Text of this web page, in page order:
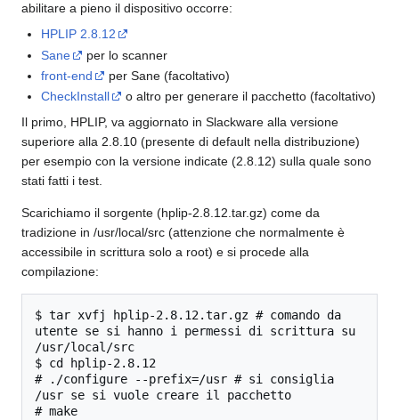
abilitare a pieno il dispositivo occorre:
HPLIP 2.8.12
Sane
per lo scanner
front-end
per Sane (facoltativo)
CheckInstall
o altro per generare il pacchetto (facoltativo)
Il primo, HPLIP, va aggiornato in Slackware alla versione
superiore alla 2.8.10 (presente di default nella distribuzione)
per esempio con la versione indicate (2.8.12) sulla quale sono
stati fatti i test.
Scarichiamo il sorgente (hplip-2.8.12.tar.gz) come da
tradizione in /usr/local/src (attenzione che normalmente è
accessibile in scrittura solo a root) e si procede alla
compilazione:
$ tar xvfj hplip-2.8.12.tar.gz # comando da
utente se si hanno i permessi di scrittura su
/usr/local/src
$ cd hplip-2.8.12
# ./configure --prefix=/usr # si consiglia
/usr se si vuole creare il pacchetto
# make